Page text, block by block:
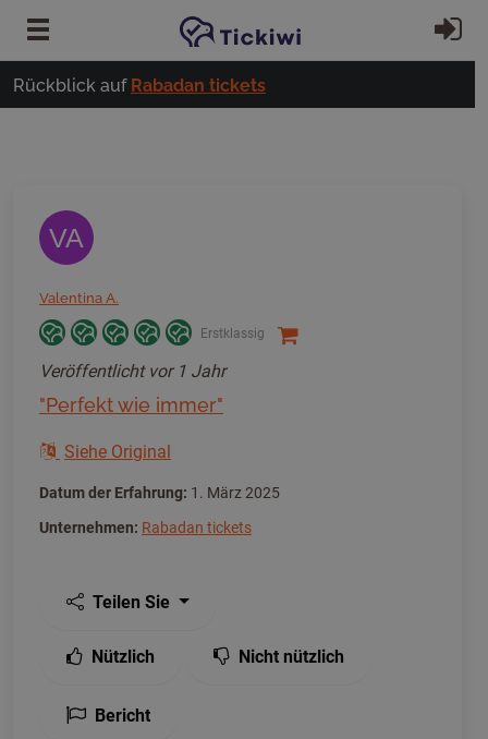
Zum Hauptinhalt springen
Rückblick auf Rabadan tickets
VA
Valentina A.
Erstklassig
Veröffentlicht vor 1 Jahr
"Perfekt wie immer"
Siehe Original
Datum der Erfahrung: 1. März 2025
Unternehmen: Rabadan tickets
Teilen Sie
Nützlich Nicht nützlich
Bericht